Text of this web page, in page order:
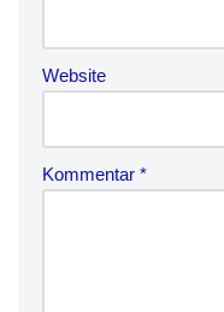
Website
Kommentar *